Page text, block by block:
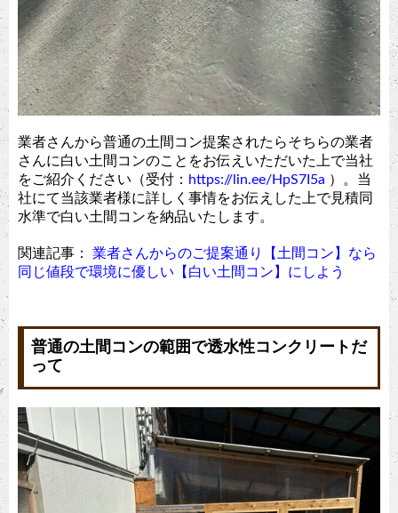
業者さんから普通の土間コン提案されたらそちらの業者
さんに白い土間コンのことをお伝えいただいた上で当社
をご紹介ください（受付： https://lin.ee/HpS7I5a ）。当
社にて当該業者様に詳しく事情をお伝えした上で見積同
水準で白い土間コンを納品いたします。
関連記事： 業者さんからのご提案通り【土間コン】なら
同じ値段で環境に優しい【白い土間コン】にしよう
普通の土間コンの範囲で透水性コンクリートだ
って